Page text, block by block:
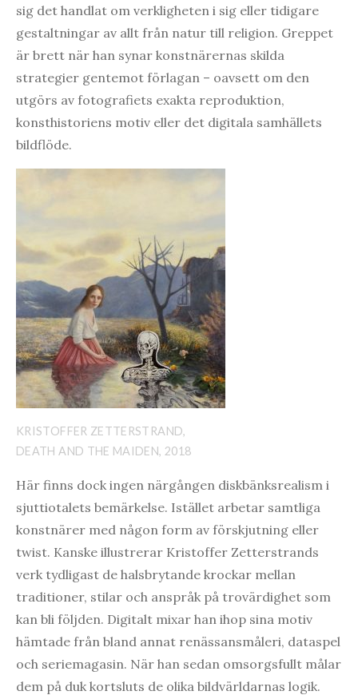
sig det handlat om verkligheten i sig eller tidigare
gestaltningar av allt från natur till religion. Greppet
är brett när han synar konstnärernas skilda
strategier gentemot förlagan – oavsett om den
utgörs av fotografiets exakta reproduktion,
konsthistoriens motiv eller det digitala samhällets
bildflöde.
KRISTOFFER ZETTERSTRAND,
DEATH AND THE MAIDEN, 2018
Här finns dock ingen närgången diskbänksrealism i
sjuttiotalets bemärkelse. Istället arbetar samtliga
konstnärer med någon form av förskjutning eller
twist. Kanske illustrerar Kristoffer Zetterstrands
verk tydligast de halsbrytande krockar mellan
traditioner, stilar och anspråk på trovärdighet som
kan bli följden. Digitalt mixar han ihop sina motiv
hämtade från bland annat renässansmåleri, dataspel
och seriemagasin. När han sedan omsorgsfullt målar
dem på duk kortsluts de olika bildvärldarnas logik.